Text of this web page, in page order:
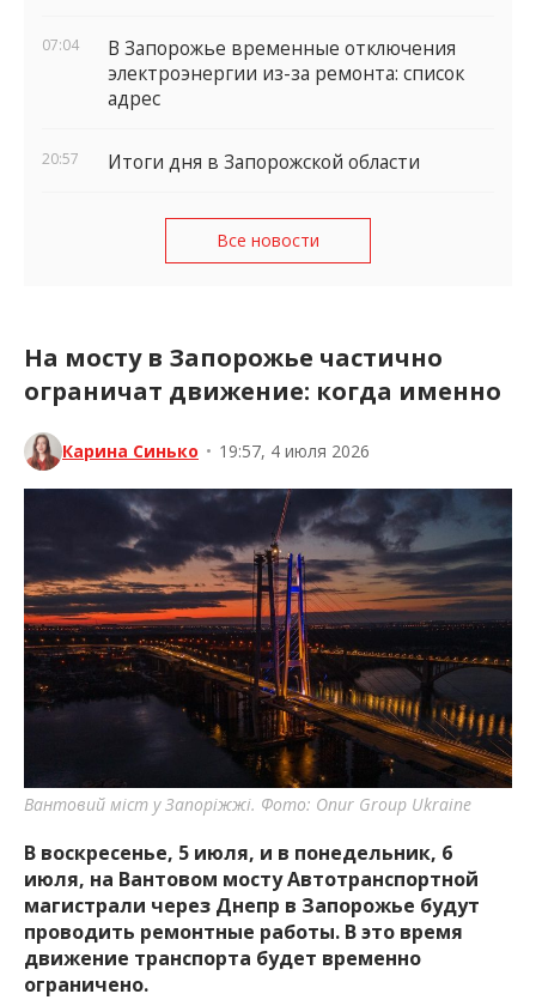
07:04
В Запорожье временные отключения
электроэнергии из-за ремонта: список
адрес
20:57 Итоги дня в Запорожской области
Все новости
На мосту в Запорожье частично
ограничат движение: когда именно
Карина Синько • 19:57, 4 июля 2026
Вантовий міст у Запоріжжі. Фото: Onur Group Ukraine
В воскресенье, 5 июля, и в понедельник, 6
июля, на Вантовом мосту Автотранспортной
магистрали через Днепр в Запорожье будут
проводить ремонтные работы. В это время
движение транспорта будет временно
ограничено.